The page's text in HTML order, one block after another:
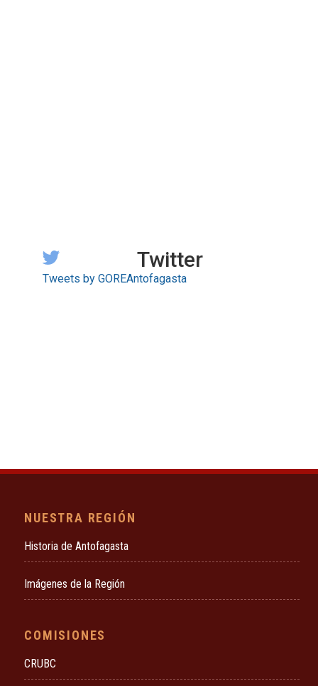
Twitter
Tweets by GOREAntofagasta
NUESTRA REGIÓN
Historia de Antofagasta
Imágenes de la Región
COMISIONES
CRUBC